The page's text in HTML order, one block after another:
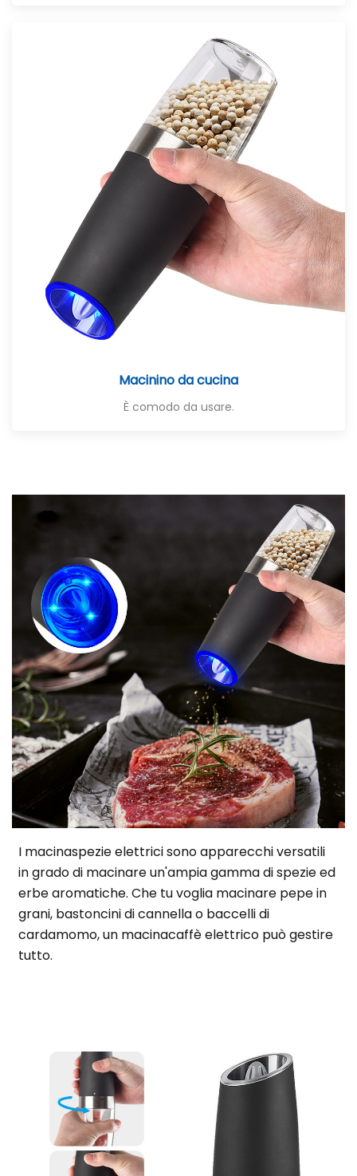
Macinino da cucina
È comodo da usare.
I macinaspezie elettrici sono apparecchi versatili
in grado di macinare un'ampia gamma di spezie ed
erbe aromatiche. Che tu voglia macinare pepe in
grani, bastoncini di cannella o baccelli di
cardamomo, un macinacaffè elettrico può gestire
tutto.